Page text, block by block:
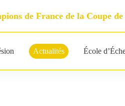
de France de la Coupe
Actualités École